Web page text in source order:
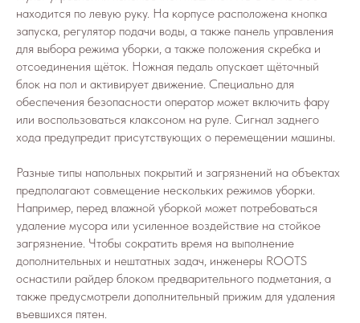
находится по левую руку. На корпусе расположена кнопка
запуска, регулятор подачи воды, а также панель управления
для выбора режима уборки, а также положения скребка и
отсоединения щёток. Ножная педаль опускает щёточный
блок на пол и активирует движение. Специально для
обеспечения безопасности оператор может включить фару
или воспользоваться клаксоном на руле. Сигнал заднего
хода предупредит присутствующих о перемещении машины.
Разные типы напольных покрытий и загрязнений на объектах
предполагают совмещение нескольких режимов уборки.
Например, перед влажной уборкой может потребоваться
удаление мусора или усиленное воздействие на стойкое
загрязнение. Чтобы сократить время на выполнение
дополнительных и нештатных задач, инженеры ROOTS
оснастили райдер блоком предварительного подметания, а
также предусмотрели дополнительный прижим для удаления
въевшихся пятен.